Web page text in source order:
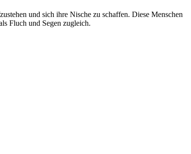
und sich ihre Nische zu schaffen. Diese Menschen
Fluch und Segen zugleich.